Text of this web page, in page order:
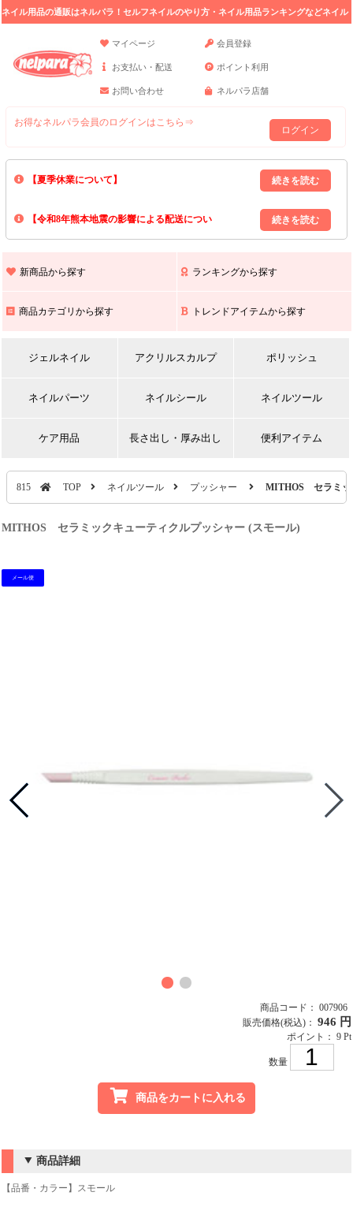
ネイル用品の通販はネルパラ！セルフネイルのやり方・ネイル用品ランキングなどネイル
マイページ
会員登録
お支払い・配送 ポイント利用
お問い合わせ ネルパラ店舗
お得なネルパラ会員のログインはこちら⇒
ログイン
【夏季休業について】
8/13(木)～8/16(日)の間｢出荷業務・お問い合わせ業務｣はお休みいたしま
上記期間中のご注文・お問い合わせは8/17(月)以降の対応となりますので
【令和8年熊本地震の影響による配送につい
また､ 九州全域でお荷物のお届けに遅延が生じております｡
新商品から探す ランキングから探す
商品カテゴリから探す トレンドアイテムから探す
ジェルネイル アクリルスカルプ ポリッシュ
ネイルパーツ ネイルシール ネイルツール
ケア用品 長さ出し・厚み出し 便利アイテム
815 TOP ネイルツール プッシャー MITHOS セラミッ
MITHOS セラミックキューティクルプッシャー (スモール)
メール便
商品コード： 007906
販売価格(税込)： 946 円
ポイント： 9 Pt
数量
商品をカートに入れる
商品詳細
【品番・カラー】スモール